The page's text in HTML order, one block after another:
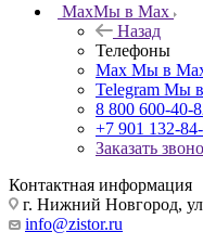
MaxМы в Max
Назад
Телефоны
Max Мы в
Telegram Мы в
8 800 600-40-
+7 901 132-
Заказать
Контактная информация
г. Нижний Новгород,
info@zistor.ru